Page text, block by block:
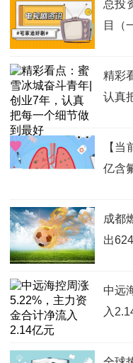
总投
目（
精彩
认真
【
亿含
成都
出
中远
入